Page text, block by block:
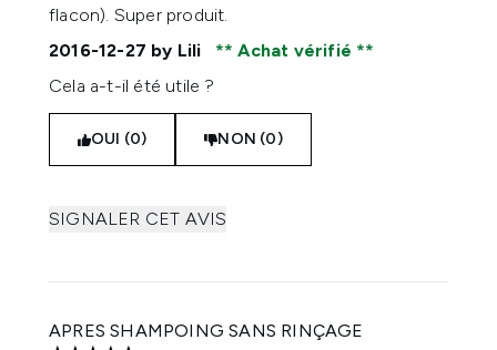
flacon). Super produit.
2016-12-27 by Lili
Achat vérifié
Cela a-t-il été utile ?
OUI (0) NON (0)
SIGNALER CET AVIS
APRES SHAMPOING SANS RINÇAGE